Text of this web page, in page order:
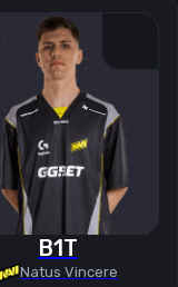
B1T
Natus Vincere